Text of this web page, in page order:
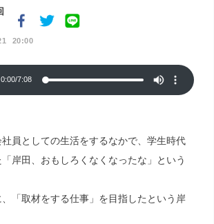
20:00
0:00/7:08
員としての生活をするなかで、学生時代
岸田、おもしろくなくなったな」という
「取材をする仕事」を目指したという岸